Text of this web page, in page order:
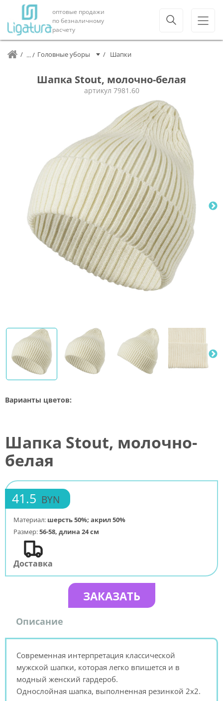
оптовые продажи
по безналичному
расчету
Головные уборы Шапки
Шапка Stout, молочно-белая
артикул 7981.60
Варианты цветов:
Шапка Stout, молочно-
белая
41.5 BYN
Материал: шерсть 50%; акрил 50%
Размер:56-58, длина 24 см
Доставка
ЗАКАЗАТЬ
Описание
Cовременная интерпретация классической
мужской шапки, которая легко впишется и в
модный женский гардероб.
Однослойная шапка, выполненная резинкой 2x2.